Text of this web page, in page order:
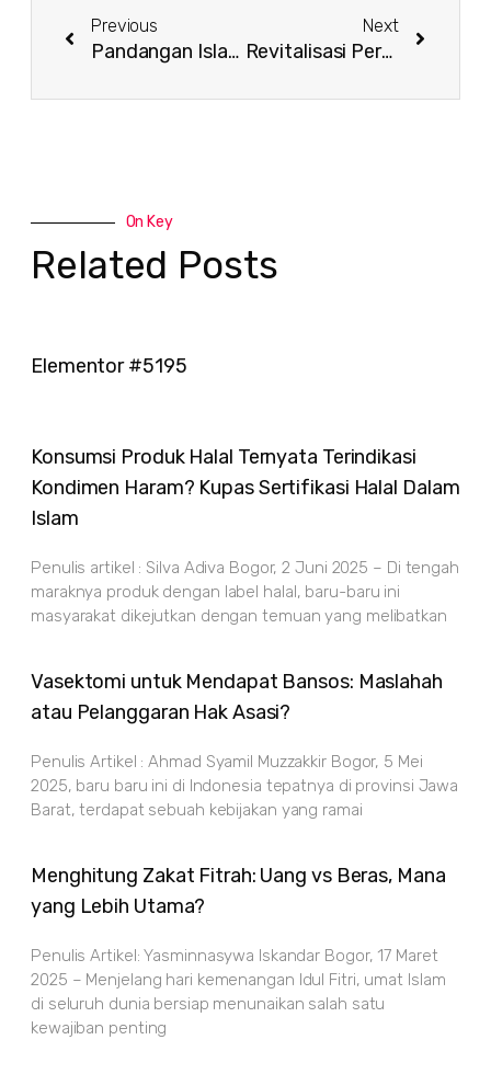
Previous
Pandangan Islam tentang CSR
Next
Revitalisasi Peran Pesantren dalam Pengembangan Perekonomian Umat di Tengah Pandemi Covid-19
On Key
Related Posts
Elementor #5195
Konsumsi Produk Halal Ternyata Terindikasi
Kondimen Haram? Kupas Sertifikasi Halal Dalam
Islam
Penulis artikel : Silva Adiva Bogor, 2 Juni 2025 – Di tengah
maraknya produk dengan label halal, baru-baru ini
masyarakat dikejutkan dengan temuan yang melibatkan
Vasektomi untuk Mendapat Bansos: Maslahah
atau Pelanggaran Hak Asasi?
Penulis Artikel : Ahmad Syamil Muzzakkir Bogor, 5 Mei
2025, baru baru ini di Indonesia tepatnya di provinsi Jawa
Barat, terdapat sebuah kebijakan yang ramai
Menghitung Zakat Fitrah: Uang vs Beras, Mana
yang Lebih Utama?
Penulis Artikel: Yasminnasywa Iskandar Bogor, 17 Maret
2025 – Menjelang hari kemenangan Idul Fitri, umat Islam
di seluruh dunia bersiap menunaikan salah satu
kewajiban penting